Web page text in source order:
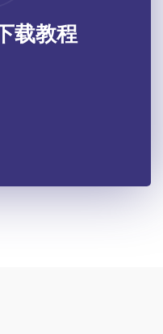
载教程